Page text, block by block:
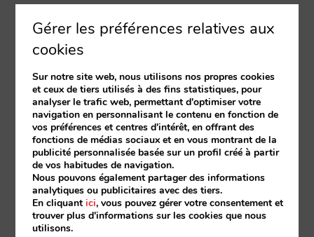
requièrent une garantie des fonds qui résultent
d’une transaction.
Multibanco :réseau qui intègre les distributeurs
automatiques des banques au Portugal, ce qui
permet aux clients de payer au moyen de leur
distributeur automatique ou de la banque en
ligne.
Przelewy24 :moyen de paiement polonais qui
facilite le transfert de fonds entre les entreprises
et les banques polonaises les plus importantes.
Gérer les préférences relatives aux
cookies
Sur notre site web, nous utilisons nos propres cookies
et ceux de tiers utilisés à des fins statistiques, pour
analyser le trafic web, permettant d'optimiser votre
navigation en personnalisant le contenu en fonction de
vos préférences et centres d'intérêt, en offrant des
fonctions de médias sociaux et en vous montrant de la
publicité personnalisée basée sur un profil créé à partir
de vos habitudes de navigation.
Nous pouvons également partager des informations
analytiques ou publicitaires avec des tiers.
En cliquantici, vous pouvez gérer votre consentement et
trouver plus d'informations sur les cookies que nous
utilisons.